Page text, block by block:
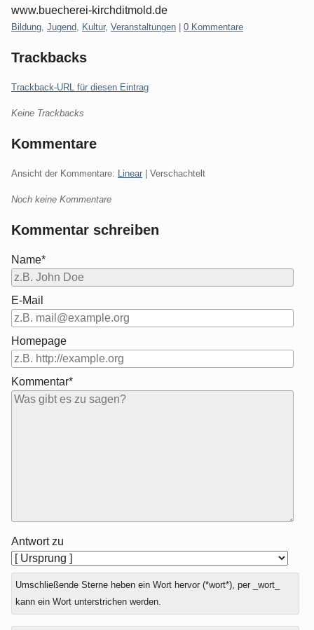
www.buecherei-kirchditmold.de
Kategorien:
Bildung Jugend Kultur, Veranstaltungen 0 Kommentare
Trackbacks
Trackback-URL für diesen Eintrag
Keine Trackbacks
Kommentare
Ansicht der Kommentare: Linear | Verschachtelt
Noch keine Kommentare
Kommentar schreiben
Name*
E-Mail
Homepage
Kommentar*
Antwort zu
Umschließende Sterne heben ein Wort hervor (*wort*), per _wort_
kann ein Wort unterstrichen werden.